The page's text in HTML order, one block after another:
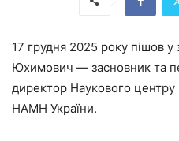
17 грудня 2025 року пішов у
Юхимович — засновник та
директор Наукового центру
НАМН України.